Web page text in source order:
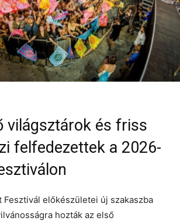
világsztárok és friss
felfedezettek a 2026-
Fesztivál előkészületei új szakaszba
hozták az első